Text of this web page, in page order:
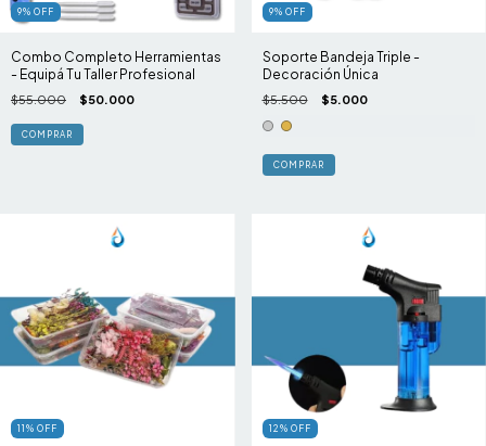
9% OFF
Combo Completo Herramientas
- Equipá Tu Taller Profesional
$55.000 $50.000
9% OFF
Soporte Bandeja Triple -
Decoración Única
$5.500 $5.000
COMPRAR
11 % OFF 12 % OFF